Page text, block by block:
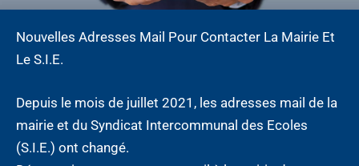
Nouvelles Adresses Mail Pour Contacter La Mairie Et
Le S.I.E.
Depuis le mois de juillet 2021, les adresses mail de la
mairie et du Syndicat Intercommunal des Ecoles
(S.I.E.) ont changé.